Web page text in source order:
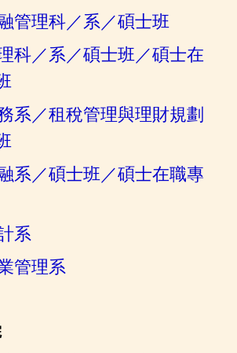
管理科／系／碩士班
科／系／碩士班／碩士在
系／租稅管理與理財規劃
系／碩士班／碩士在職專
系
管理系